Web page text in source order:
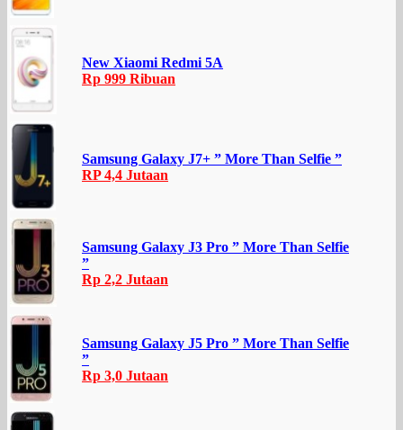
New Xiaomi Redmi 5A
Rp 999 Ribuan
Samsung Galaxy J7+ ” More Than Selfie ”
RP 4,4 Jutaan
Samsung Galaxy J3 Pro ” More Than Selfie
”
Rp 2,2 Jutaan
Samsung Galaxy J5 Pro ” More Than Selfie
”
Rp 3,0 Jutaan